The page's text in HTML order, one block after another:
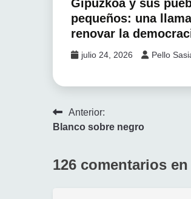
Gipuzkoa y sus
pequeños: una
renovar la
julio 24, 2026 Pello
Navegación
entradas
Anterior:
Blanco sobre negro
126 comentarios en